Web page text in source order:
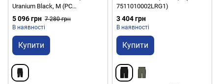
Uranium Black, M (PC
528521002MED1)
5 096 грн 7 280 грн
В наявності
Купити
7511010002LRG1)
3 404 грн
В наявності
Купити